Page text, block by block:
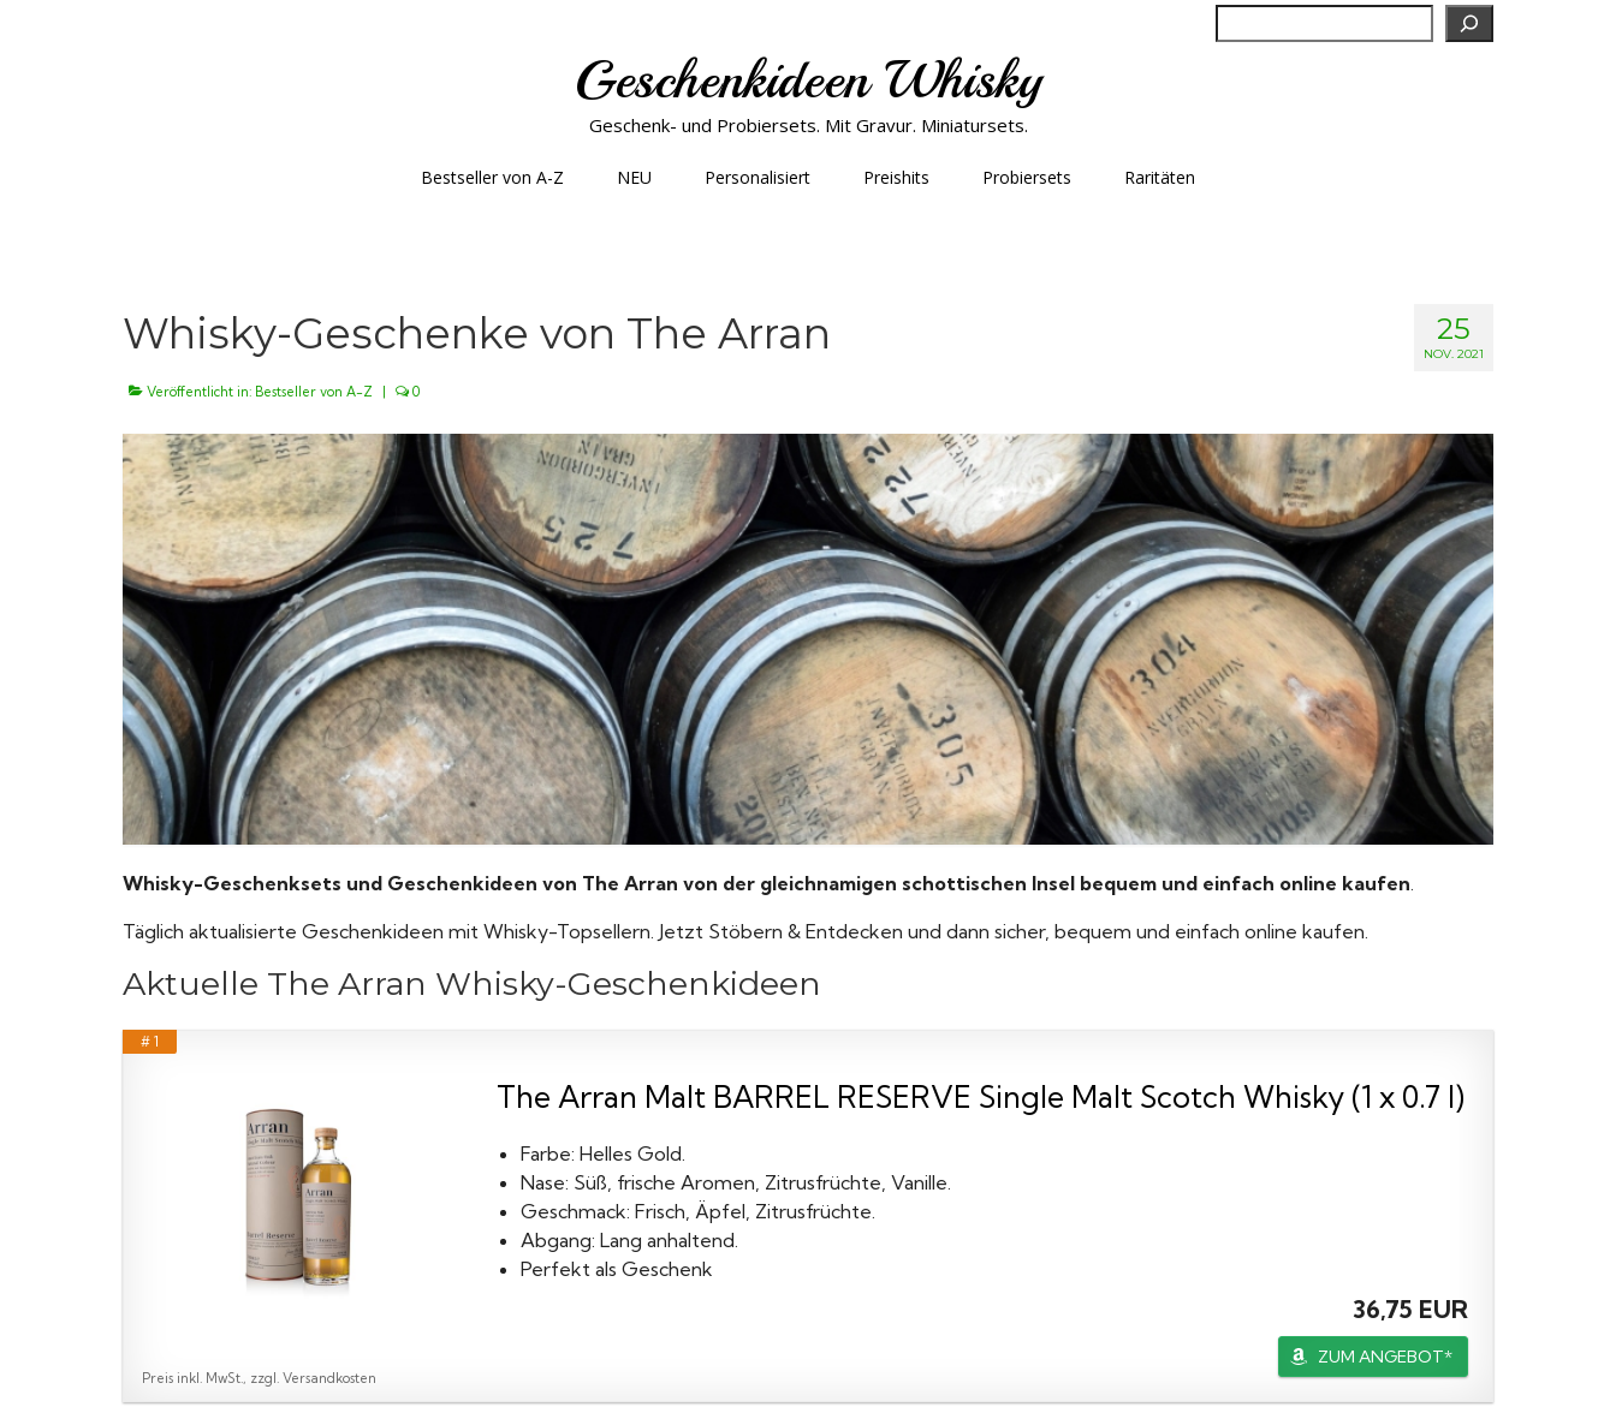
Suchen
Geschenkideen Whisky
Geschenk- und Probiersets. Mit Gravur. Miniatursets.
Bestseller von A-Z NEU Personalisiert Preishits Probiersets Raritäten
25
NOV. 2021
Whisky-Geschenke von The Arran
Veröffentlicht in: Bestseller von A-Z | 0
Whisky-Geschenksets und Geschenkideen von The Arran von der gleichnamigen schottischen Insel bequem und einfach online kaufen
Täglich aktualisierte Geschenkideen mit Whisky-Topsellern. Jetzt Stöbern & Entdecken und dann sicher, bequem und einfach online kaufen.
Aktuelle The Arran Whisky-Geschenkideen
# 1
The Arran Malt BARREL RESERVE Single Malt Scotch Whisky (1 x 0.7 l)
Farbe: Helles Gold.
Nase: Süß, frische Aromen, Zitrusfrüchte, Vanille.
Geschmack: Frisch, Äpfel, Zitrusfrüchte.
Abgang: Lang anhaltend.
Perfekt als Geschenk
36,75 EUR
ZUM ANGEBOT*
Preis inkl. MwSt., zzgl. Versandkosten